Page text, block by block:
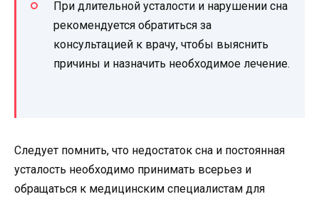
При длительной усталости и нарушении сна
рекомендуется обратиться за
консультацией к врачу, чтобы выяснить
причины и назначить необходимое лечение.
Следует помнить, что недостаток сна и постоянная
усталость необходимо принимать всерьез и
обращаться к медицинским специалистам для